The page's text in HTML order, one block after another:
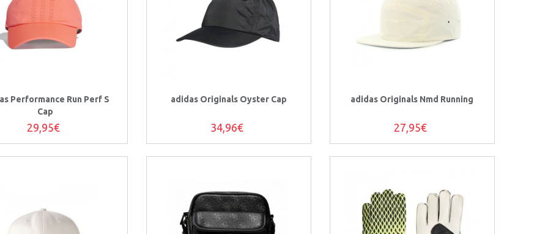
Performance Run Perf S
Cap
29,95€
adidas Originals Oyster Cap
34,96€
adidas Originals Nmd Running
27,95€